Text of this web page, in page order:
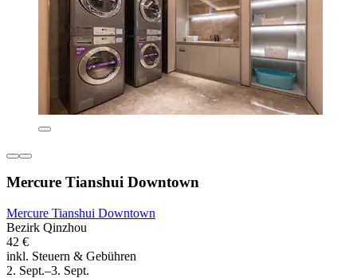
Mercure Tianshui Downtown
Mercure Tianshui Downtown
Bezirk Qinzhou
42 €
inkl. Steuern & Gebühren
2. Sept.–3. Sept.